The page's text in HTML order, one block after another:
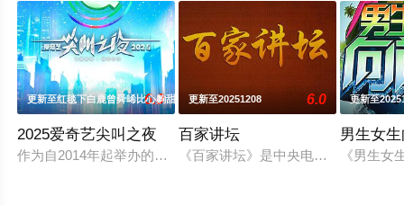
更新至红毯下白鹿曾舜晞比心齁甜
6.0
2025爱奇艺尖叫之夜
作为自2014年起举办的娱乐行业盛事，不仅每年盘点全民全行
更新至20251208 6.0
百家讲坛
《百家讲坛》是中央电视台科教频
更新至
男生女
《男生